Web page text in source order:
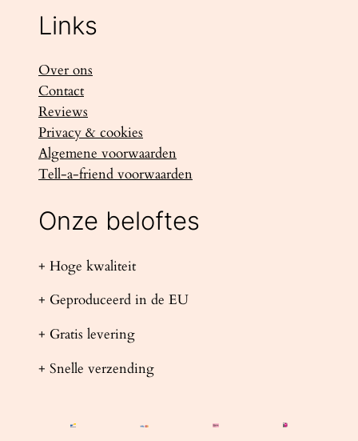
Links
Over ons
Contact
Reviews
Privacy & cookies
Algemene voorwaarden
Tell-a-friend voorwaarden
Onze beloftes
+ Hoge kwaliteit
+ Geproduceerd in de EU
+ Gratis levering
+ Snelle verzending